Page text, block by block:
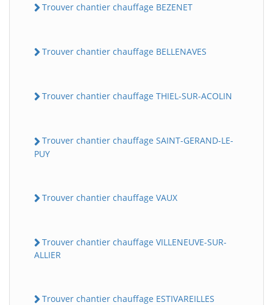
Trouver chantier chauffage BEZENET
Trouver chantier chauffage BELLENAVES
Trouver chantier chauffage THIEL-SUR-ACOLIN
Trouver chantier chauffage SAINT-GERAND-LE-
PUY
Trouver chantier chauffage VAUX
Trouver chantier chauffage VILLENEUVE-SUR-
ALLIER
Trouver chantier chauffage ESTIVAREILLES